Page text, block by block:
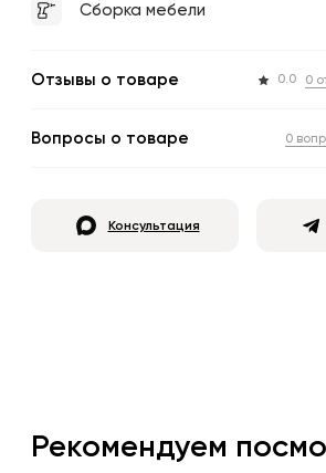
Сборка мебели
Отзывы о товаре 0.0 0
Вопросы о товаре 0
Консультация
Рекомендуем